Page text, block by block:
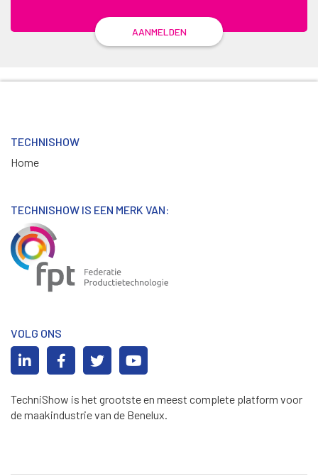
AANMELDEN
TECHNISHOW
Home
TECHNISHOW IS EEN MERK VAN:
VOLG ONS
TechniShow is het grootste en meest complete platform voor
de maakindustrie van de Benelux.